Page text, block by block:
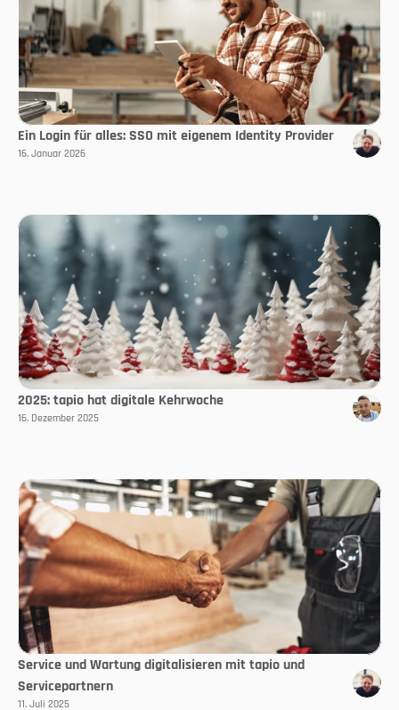
Ein Login für alles: SSO mit eigenem Identity Provider
16. Januar 2026
2025: tapio hat digitale Kehrwoche
16. Dezember 2025
Service und Wartung digitalisieren mit tapio und
Servicepartnern
11. Juli 2025